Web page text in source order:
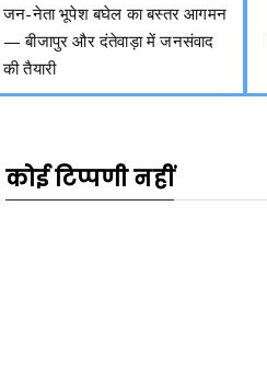
जन-नेता भूपेश बघेल का बस्तर आगमन
— बीजापुर और दंतेवाड़ा में जनसंवाद
की तैयारी
कोई टिप्पणी नहीं